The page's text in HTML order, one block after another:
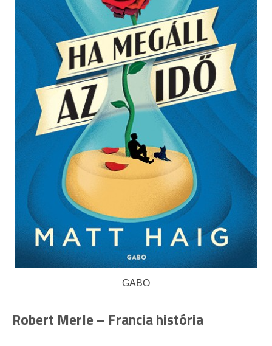
GABO
Robert Merle – Francia história